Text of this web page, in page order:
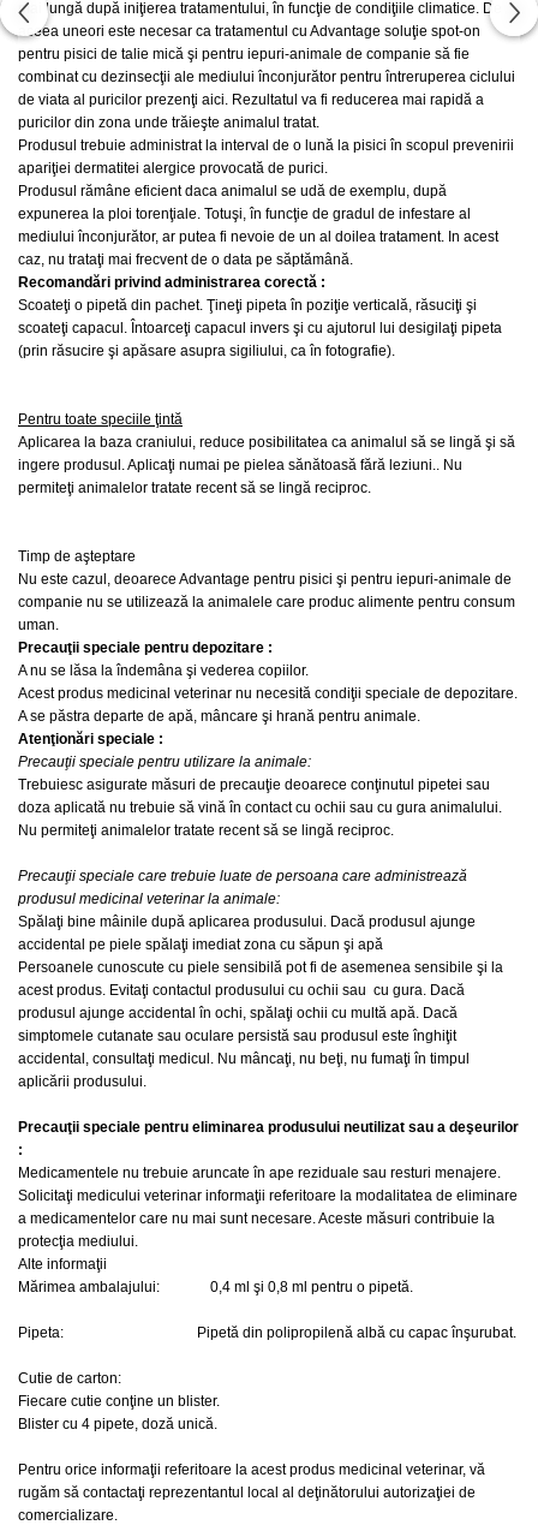
mai lungă după iniţierea tratamentului, în funcţie de condiţiile climatice. De
aceea uneori este necesar ca tratamentul cu Advantage soluţie spot-on
pentru pisici de talie mică şi pentru iepuri-animale de companie să fie
combinat cu dezinsecţii ale mediului înconjurător pentru întreruperea ciclului
de viata al puricilor prezenţi aici. Rezultatul va fi reducerea mai rapidă a
puricilor din zona unde trăieşte animalul tratat.
Produsul trebuie administrat la interval de o lună la pisici în scopul prevenirii
apariţiei dermatitei alergice provocată de purici.
Produsul rămâne eficient daca animalul se udă de exemplu, după
expunerea la ploi torenţiale. Totuşi, în funcţie de gradul de infestare al
mediului înconjurător, ar putea fi nevoie de un al doilea tratament. In acest
caz, nu trataţi mai frecvent de o data pe săptămână.
Recomandări privind administrarea corectă :
Scoateţi o pipetă din pachet. Ţineţi pipeta în poziţie verticală, răsuciţi şi
scoateţi capacul. Întoarceţi capacul invers şi cu ajutorul lui desigilaţi pipeta
(prin răsucire şi apăsare asupra sigiliului, ca în fotografie).
Pentru toate speciile ţintă
Aplicarea la baza craniului, reduce posibilitatea ca animalul să se lingă şi să
ingere produsul. Aplicaţi numai pe pielea sănătoasă fără leziuni.. Nu
permiteţi animalelor tratate recent să se lingă reciproc.
Timp de aşteptare
Nu este cazul, deoarece Advantage pentru pisici şi pentru iepuri-animale de
companie nu se utilizează la animalele care produc alimente pentru consum
uman.
Precauţii speciale pentru depozitare :
A nu se lăsa la îndemâna şi vederea copiilor.
Acest produs medicinal veterinar nu necesită condiţii speciale de depozitare.
A se păstra departe de apă, mâncare şi hrană pentru animale.
Atenţionări speciale :
Precauţii speciale pentru utilizare la animale:
Trebuiesc asigurate măsuri de precauţie deoarece conţinutul pipetei sau
doza aplicată nu trebuie să vină în contact cu ochii sau cu gura animalului.
Nu permiteţi animalelor tratate recent să se lingă reciproc.
Precauţii speciale care trebuie luate de persoana care administrează
produsul medicinal veterinar la animale:
Spălaţi bine mâinile după aplicarea produsului. Dacă produsul ajunge
accidental pe piele spălaţi imediat zona cu săpun şi apă
Persoanele cunoscute cu piele sensibilă pot fi de asemenea sensibile şi la
acest produs. Evitaţi contactul produsului cu ochii sau cu gura. Dacă
produsul ajunge accidental în ochi, spălaţi ochii cu multă apă. Dacă
simptomele cutanate sau oculare persistă sau produsul este înghiţit
accidental, consultaţi medicul. Nu mâncaţi, nu beţi, nu fumaţi în timpul
aplicării produsului.
Precauţii speciale pentru eliminarea produsului neutilizat sau a deşeurilor
:
Medicamentele nu trebuie aruncate în ape reziduale sau resturi menajere.
Solicitaţi medicului veterinar informaţii referitoare la modalitatea de eliminare
a medicamentelor care nu mai sunt necesare. Aceste măsuri contribuie la
protecţia mediului.
Alte informaţii
Mărimea ambalajului: 0,4 ml şi 0,8 ml pentru o pipetă.
Pipeta: Pipetă din polipropilenă albă cu capac înşurubat.
Cutie de carton:
Fiecare cutie conţine un blister.
Blister cu 4 pipete, doză unică.
Pentru orice informaţii referitoare la acest produs medicinal veterinar, vă
rugăm să contactaţi reprezentantul local al deţinătorului autorizaţiei de
comercializare.